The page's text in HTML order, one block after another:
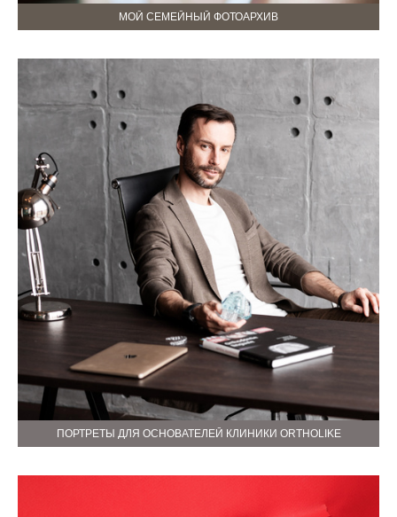
МОЙ СЕМЕЙНЫЙ ФОТОАРХИВ
ПОРТРЕТЫ ДЛЯ ОСНОВАТЕЛЕЙ КЛИНИКИ ORTHOLIKE